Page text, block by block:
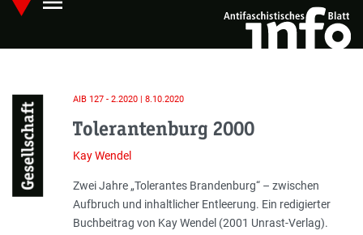
Skip
main
Hauptmenü öffnen
Gesellschaft
AIB 127 - 2.2020 | 8.10.2020
Tolerantenburg 2000
Kay Wendel
Einleitung
Zwei Jahre „Tolerantes Brandenburg“ – zwischen
Aufbruch und inhaltlicher Entleerung. Ein redigierter
Buchbeitrag von Kay Wendel (2001 Unrast-Verlag).